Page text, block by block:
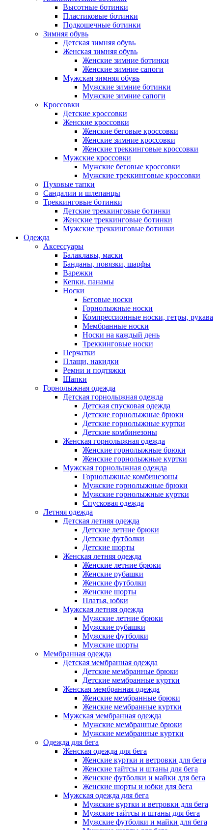
Высотные ботинки
Пластиковые ботинки
Подкошечные ботинки
Зимняя обувь
Детская зимняя обувь
Женская зимняя обувь
Женские зимние ботинки
Женские зимние сапоги
Мужская зимняя обувь
Мужские зимние ботинки
Мужские зимние сапоги
Кроссовки
Детские кроссовки
Женские кроссовки
Женские беговые кроссовки
Женские зимние кроссовки
Женские треккинговые кроссовки
Мужские кроссовки
Мужские беговые кроссовки
Мужские треккинговые кроссовки
Пуховые тапки
Сандалии и шлепанцы
Треккинговые ботинки
Детские треккинговые ботинки
Женские треккинговые ботинки
Мужские треккинговые ботинки
Одежда
Аксессуары
Балаклавы, маски
Банданы, повязки, шарфы
Варежки
Кепки, панамы
Носки
Беговые носки
Горнолыжные носки
Компрессионные носки, гетры, рукава
Мембранные носки
Носки на каждый день
Треккинговые носки
Перчатки
Плащи, накидки
Ремни и подтяжки
Шапки
Горнолыжная одежда
Детская горнолыжная одежда
Детская спусковая одежда
Детские горнолыжные брюки
Детские горнолыжные куртки
Детские комбинезоны
Женская горнолыжная одежда
Женские горнолыжные брюки
Женские горнолыжные куртки
Мужская горнолыжная одежда
Горнолыжные комбинезоны
Мужские горнолыжные брюки
Мужские горнолыжные куртки
Спусковая одежда
Летняя одежда
Детская летняя одежда
Детские летние брюки
Детские футболки
Детские шорты
Женская летняя одежда
Женские летние брюки
Женские рубашки
Женские футболки
Женские шорты
Платья, юбки
Мужская летняя одежда
Мужские летние брюки
Мужские рубашки
Мужские футболки
Мужские шорты
Мембранная одежда
Детская мембранная одежда
Детские мембранные брюки
Детские мембранные куртки
Женская мембранная одежда
Женские мембранные брюки
Женские мембранные куртки
Мужская мембранная одежда
Мужские мембранные брюки
Мужские мембранные куртки
Одежда для бега
Женская одежда для бега
Женские куртки и ветровки для бега
Женские тайтсы и штаны для бега
Женские футболки и майки для бега
Женские шорты и юбки для бега
Мужская одежда для бега
Мужские куртки и ветровки для бега
Мужские тайтсы и штаны для бега
Мужские футболки и майки для бега